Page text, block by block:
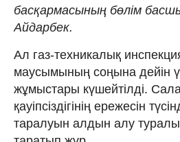
басқармасының бөлім
Айдарбек.
Ал газ-техникалық
маусымының соңына дейін
жұмыстары күшейтілді.
қауіпсіздігінің ережесін
таралуын алдын алу